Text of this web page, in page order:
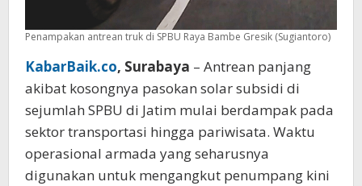
Penampakan antrean truk di SPBU Raya Bambe Gresik (Sugiantoro)
KabarBaik.co, Surabaya – Antrean panjang
akibat kosongnya pasokan solar subsidi di
sejumlah SPBU di Jatim mulai berdampak pada
sektor transportasi hingga pariwisata. Waktu
operasional armada yang seharusnya
digunakan untuk mengangkut penumpang kini